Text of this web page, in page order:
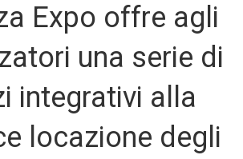
Expo offre agli
una serie di
integrativi alla
locazione degli